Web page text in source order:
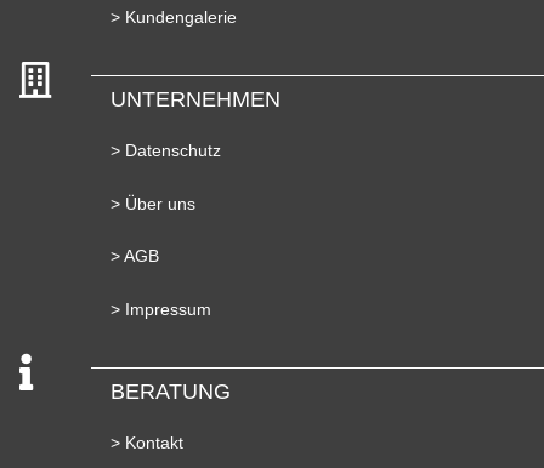
> Kundengalerie
UNTERNEHMEN
> Datenschutz
> Über uns
> AGB
> Impressum
BERATUNG
> Kontakt